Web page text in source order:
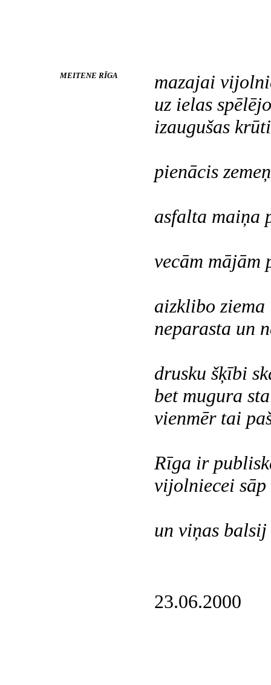
MEITENE RĪGA
mazajai
uz ielas
izaugušas
pienācis
asfalta maiņa
vecām mājām
aizklibo ziema
neparasta un
drusku šķībi
bet mugura
vienmēr tai
Rīga ir
vijolniecei sāp
un viņas balsij
23.06.2000